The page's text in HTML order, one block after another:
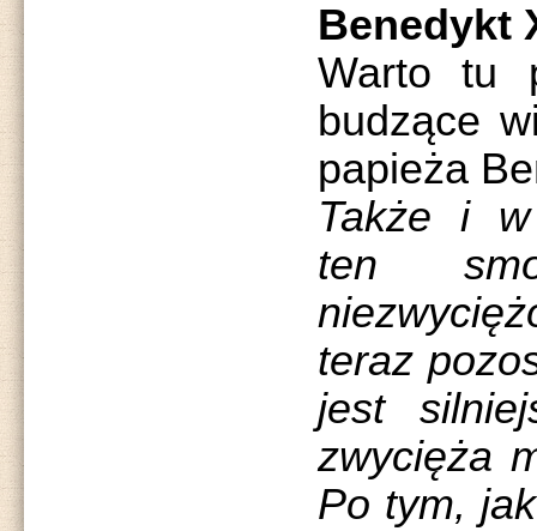
Benedykt
Warto tu
budzące
papieża
Także i w
ten
teraz
jest
zwycięża
Po tym,